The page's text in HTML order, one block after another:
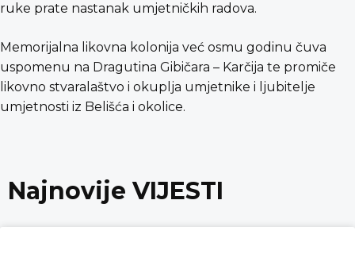
ruke prate nastanak umjetničkih radova.
Memorijalna likovna kolonija već osmu godinu čuva
uspomenu na Dragutina Gibičara – Karčija te promiče
likovno stvaralaštvo i okuplja umjetnike i ljubitelje
umjetnosti iz Belišća i okolice.
Najnovije VIJESTI